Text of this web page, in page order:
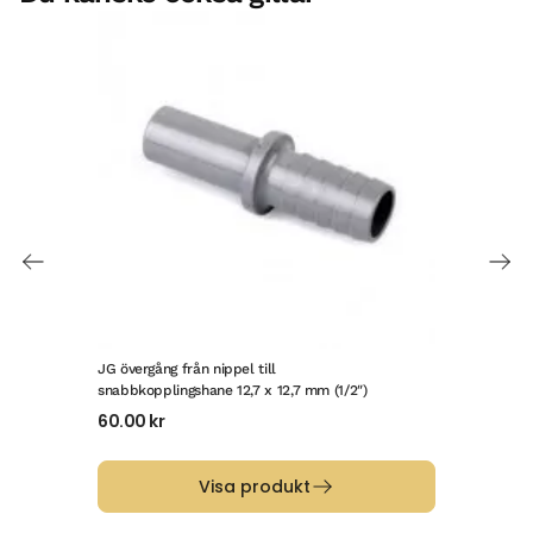
JG övergång från nippel till
snabbkopplingshane 12,7 x 12,7 mm (1/2″)
60.00 kr
Visa produkt